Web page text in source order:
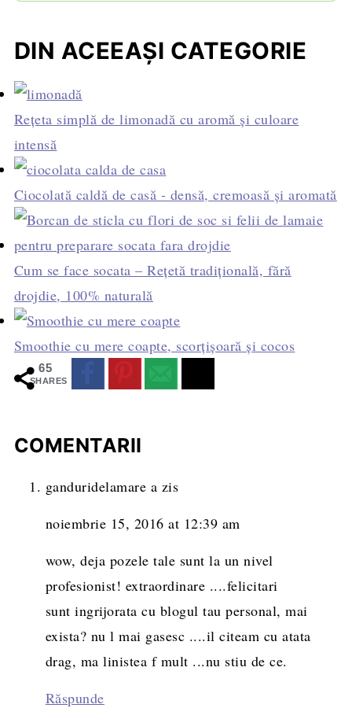
DIN ACEEAȘI CATEGORIE
Rețeta simplă de limonadă cu aromă și culoare
intensă
Ciocolată caldă de casă - densă, cremoasă și aromată
Cum se face socata – Rețetă tradițională, fără
drojdie, 100% naturală
Smoothie cu mere coapte, scorțișoară și cocos
65
SHARES
COMENTARII
ganduridelamare a zis
noiembrie 15, 2016 at 12:39 am
wow, deja pozele tale sunt la un nivel
profesionist! extraordinare ....felicitari
sunt ingrijorata cu blogul tau personal, mai
exista? nu l mai gasesc ....il citeam cu atata
drag, ma linistea f mult ...nu stiu de ce.
Răspunde